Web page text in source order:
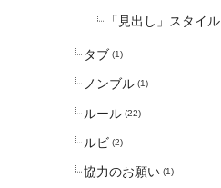
「見出し」スタイル
タブ (1)
ノンブル (1)
ルール (22)
ルビ (2)
協力のお願い (1)